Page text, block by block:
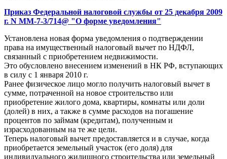
Приказ Федеральной налоговой службы от 25 декабря 2009
г. N ММ-7-3/714@ "О форме уведомления"
Установлена новая форма уведомления о подтверждении
права на имущественный налоговый вычет по НДФЛ,
связанный с приобретением недвижимости.
Это обусловлено внесением изменений в НК РФ, вступающих
в силу с 1 января 2010 г.
Ранее физическое лицо могло получить налоговый вычет в
сумме, потраченной на новое строительство или
приобретение жилого дома, квартиры, комнаты или доли
(долей) в них, а также в сумме расходов на погашение
процентов по займам (кредитам), полученным и
израсходованным на те же цели.
Теперь налоговый вычет предоставляется и в случае, когда
приобретается земельный участок (его доля) для
индивидуального жилищного строительства или земельный